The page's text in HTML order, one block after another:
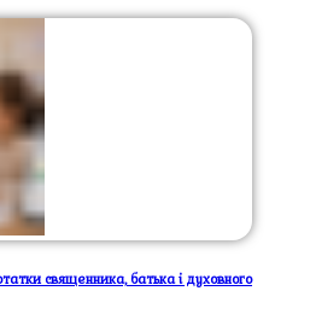
священника, батька і духовного